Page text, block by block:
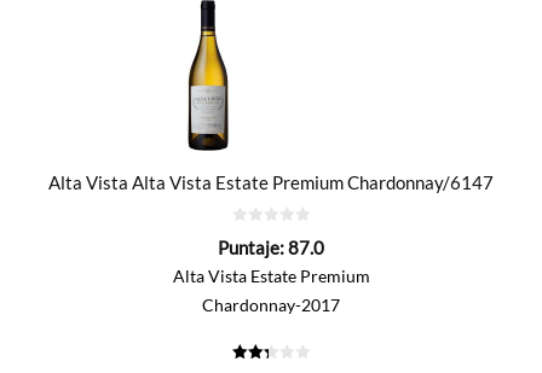
Alta Vista Alta Vista Estate Premium Chardonnay/6147
de
Puntaje:87.0
Alta Vista Estate Premium
Chardonnay-2017